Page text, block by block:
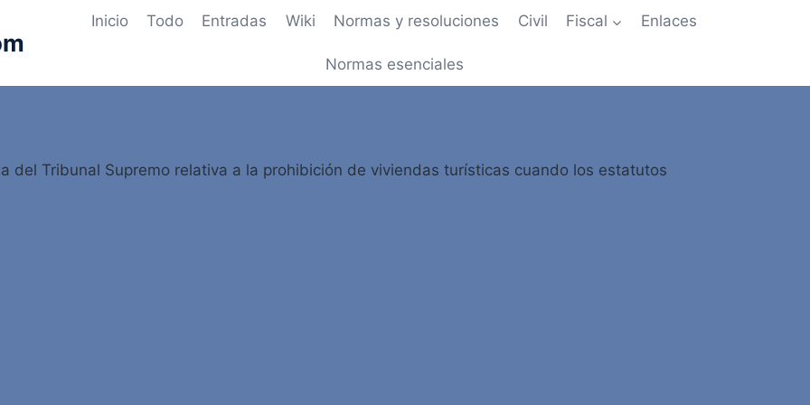
Inicio Todo Entradas Wiki Normas y resoluciones Civil Fiscal Enlaces
Normas esenciales